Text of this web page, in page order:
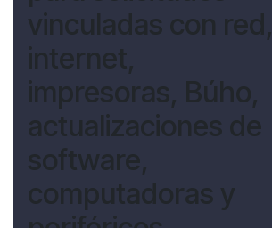
vinculadas con red,
internet,
impresoras, Búho,
actualizaciones de
software,
computadoras y